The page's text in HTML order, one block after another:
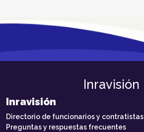
Inravisión
Inravisión
Directorio de funcionarios y contratistas
Preguntas y respuestas frecuentes